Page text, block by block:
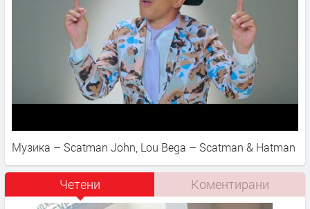
Музика – Scatman John, Lou Bega – Scatman & Hatman
Четени Коментирани